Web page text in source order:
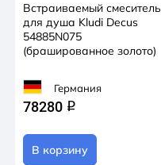
Встраиваемый смеситель
для душа Kludi Decus
54885N075
(брашированное золото)
Германия
78280 q
В корзину